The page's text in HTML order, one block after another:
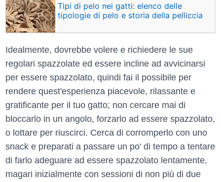
Tipi di pelo nei gatti: elenco delle
tipologie di pelo e storia della pelliccia
Idealmente, dovrebbe volere e richiedere le sue
regolari spazzolate ed essere incline ad avvicinarsi
per essere spazzolato, quindi fai il possibile per
rendere quest'esperienza piacevole, rilassante e
gratificante per il tuo gatto; non cercare mai di
bloccarlo in un angolo, forzarlo ad essere spazzolato,
o lottare per riuscirci. Cerca di corromperlo con uno
snack e preparati a passare un po' di tempo a tentare
di farlo adeguare ad essere spazzolato lentamente,
magari inizialmente con sessioni di non più di due